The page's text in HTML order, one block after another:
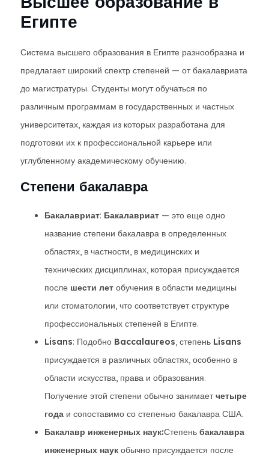
Египте
Система высшего образования в Египте разнообразна и
предлагает широкий спектр степеней — от бакалавриата
до магистратуры. Студенты могут обучаться по
различным программам в государственных и частных
университетах, каждая из которых разработана для
подготовки их к профессиональной карьере или
углубленному академическому обучению.
Степени бакалавра
Бакалавриат: Бакалавриат — это еще одно
название степени бакалавра в определенных
областях, в частности, в медицинских и
технических дисциплинах, которая присуждается
после шести лет обучения в области медицины
или стоматологии, что соответствует структуре
профессиональных степеней в Египте.
Lisans: Подобно Baccalaureos, степень Lisans
присуждается в различных областях, особенно в
области искусства, права и образования.
Получение этой степени обычно занимаетчетыре
года и сопоставимо со степенью бакалавра США.
Бакалавр инженерных наук:Степень бакалавра
инженерных наук обычно присуждается после